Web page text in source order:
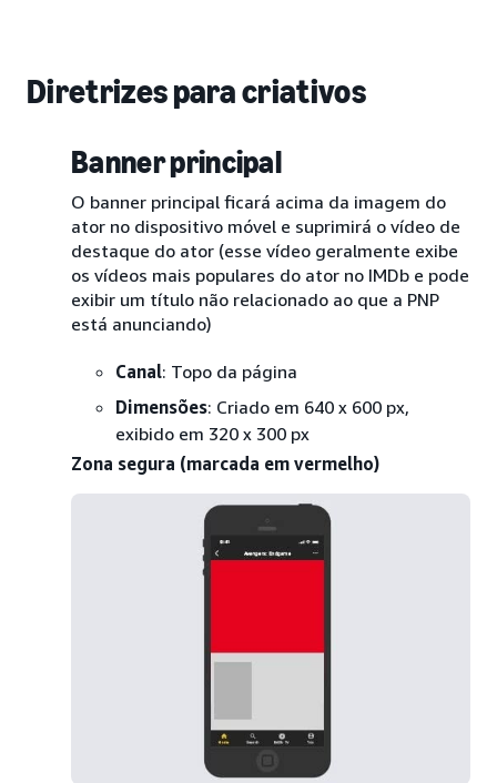
Diretrizes para criativos
Banner principal
O banner principal ficará acima da imagem do
ator no dispositivo móvel e suprimirá o vídeo de
destaque do ator (esse vídeo geralmente exibe
os vídeos mais populares do ator no IMDb e pode
exibir um título não relacionado ao que a PNP
está anunciando)
Canal: Topo da página
Dimensões: Criado em 640 x 600 px,
exibido em 320 x 300 px
Zona segura (marcada em vermelho)